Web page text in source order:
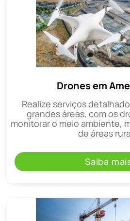
Drones em
Realize serviços
grandes áreas, com os
monitorar o meio ambiente,
de áreas
Saiba